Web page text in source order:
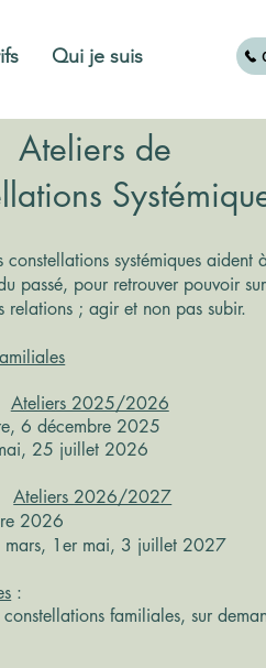
Qui je suis
Ateliers de
systémiques aident
passé, pour retrouver pouvoir
relations ; agir et non pas subir.
Ateliers 2025/2026
6 décembre 2025
25 juillet 2026
Ateliers 2026/2027
2026
1er mai, 3 juillet 2027
:
familiales, sur